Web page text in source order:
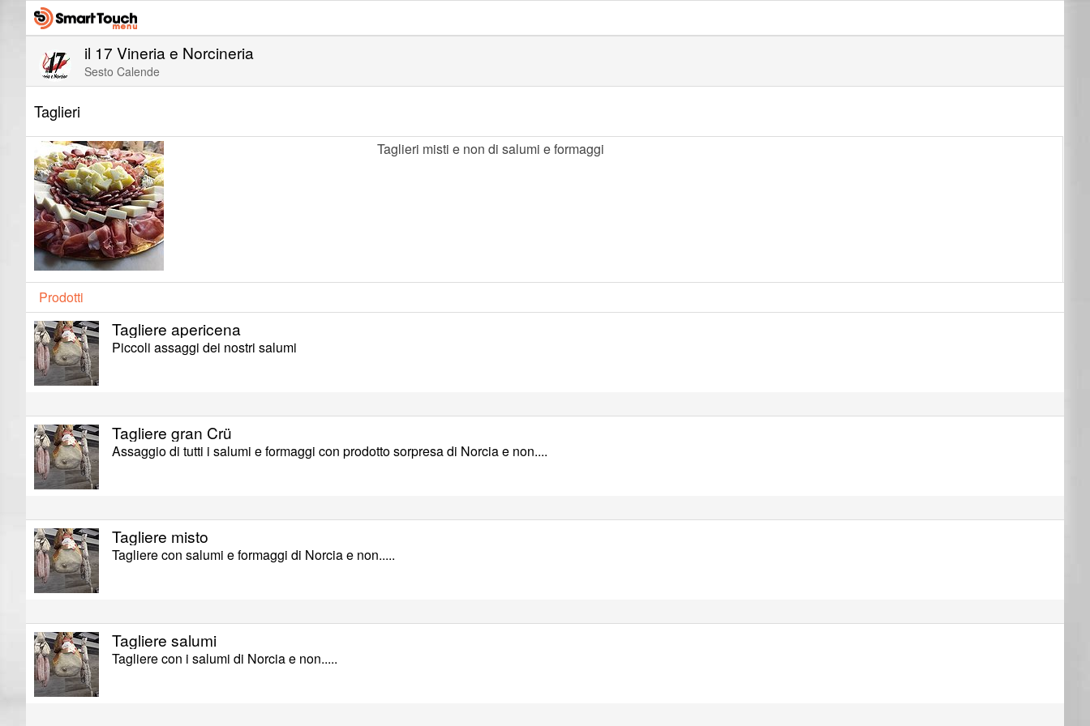
il 17 Vineria e Norcineria
Sesto Calende
Taglieri
Taglieri misti e non di salumi e formaggi
Prodotti
Tagliere apericena
Piccoli assaggi dei nostri salumi
Tagliere gran Crü
Assaggio di tutti i salumi e formaggi con prodotto sorpresa di Norcia e non....
Tagliere misto
Tagliere con salumi e formaggi di Norcia e non.....
Tagliere salumi
Tagliere con i salumi di Norcia e non.....